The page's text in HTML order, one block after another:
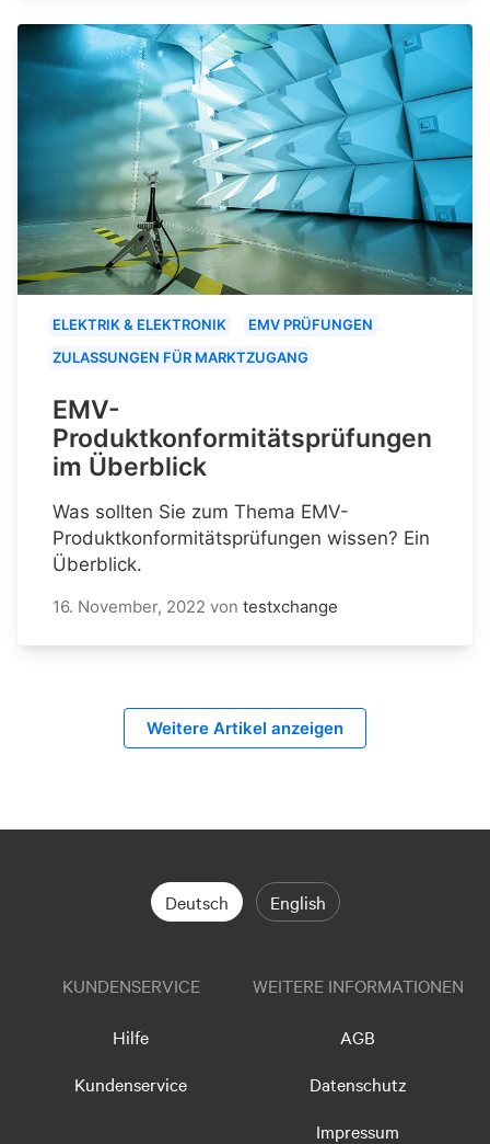
ELEKTRIK & ELEKTRONIK
EMV PRÜFUNGEN
ZULASSUNGEN FÜR MARKTZUGANG
EMV-
Produktkonformitätsprüfungen
im Überblick
Was sollten Sie zum Thema EMV-
Produktkonformitätsprüfungen wissen? Ein
Überblick.
16. November, 2022 von testxchange
Weitere Artikel anzeigen
Deutsch English
KUNDENSERVICE
Hilfe
Kundenservice
WEITERE INFORMATIONEN
AGB
Datenschutz
Impressum